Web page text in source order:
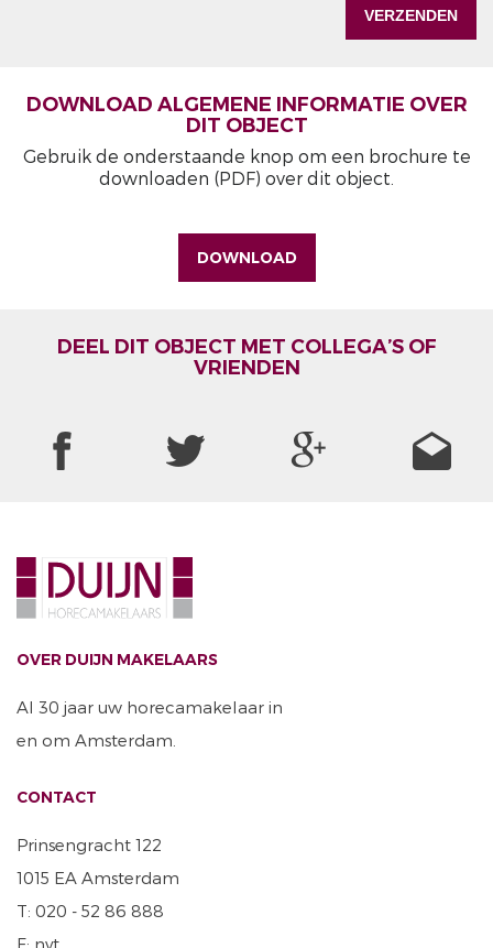
DOWNLOAD ALGEMENE INFORMATIE OVER
DIT OBJECT
Gebruik de onderstaande knop om een brochure te
downloaden (PDF) over dit object.
DOWNLOAD
DEEL DIT OBJECT MET COLLEGA’S OF
VRIENDEN
OVER DUIJN MAKELAARS
Al 30 jaar uw horecamakelaar in
en om Amsterdam.
CONTACT
Prinsengracht 122
1015 EA Amsterdam
T: 020 - 52 86 888
F: nvt